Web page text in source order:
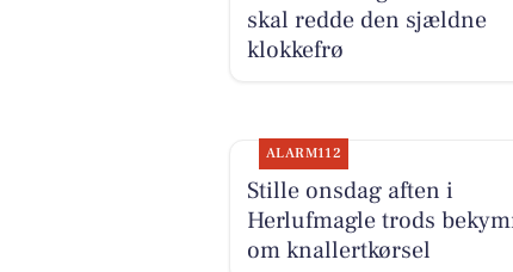
skal redde den sjældne
klokkefrø
ALARM112
Stille onsdag aften i
Herlufmagle trods
om knallertkørsel